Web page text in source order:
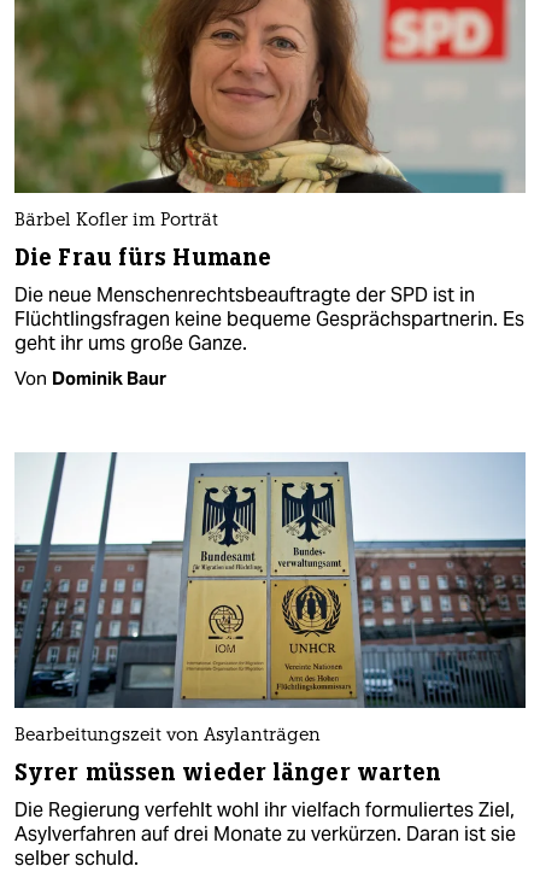
Bärbel Kofler im Porträt
Die Frau fürs Humane
Die neue Menschenrechtsbeauftragte der SPD ist in
Flüchtlingsfragen keine bequeme Gesprächspartnerin. Es
geht ihr ums große Ganze.
Von Dominik Baur
Bearbeitungszeit von Asylanträgen
Syrer müssen wieder länger warten
Die Regierung verfehlt wohl ihr vielfach formuliertes Ziel,
Asylverfahren auf drei Monate zu verkürzen. Daran ist sie
selber schuld.